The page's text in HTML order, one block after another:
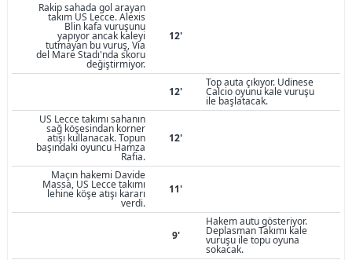
Rakip sahada gol arayan
takım US Lecce. Alexis
Blin kafa vuruşunu
yapıyor ancak kaleyi
tutmayan bu vuruş, Via
del Mare Stadı'nda skoru
değiştirmiyor.
12'
12'
Top auta çıkıyor. Udinese
Calcio oyunu kale vuruşu
ile başlatacak.
US Lecce takımı sahanın
sağ köşesindan korner
atışı kullanacak. Topun
başındaki oyuncu Hamza
Rafia.
12'
Maçın hakemi Davide
Massa, US Lecce takımı
lehine köşe atışı kararı
verdi.
11'
9'
Hakem autu gösteriyor.
Deplasman Takımı kale
vuruşu ile topu oyuna
sokacak.